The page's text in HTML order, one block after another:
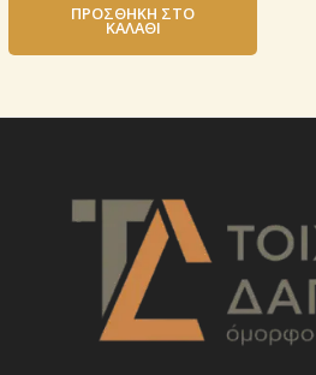
ΠΡΟΣΘΉΚΗ ΣΤΟ
ΚΑΛΆΘΙ